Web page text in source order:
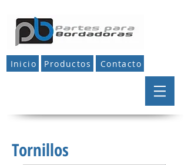
Inicio Productos Contacto
Tornillos